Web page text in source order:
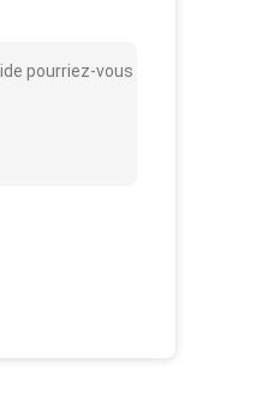
pourriez-vous